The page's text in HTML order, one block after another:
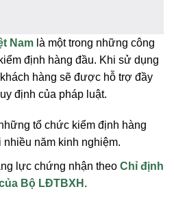
Nam là một trong những công
định hàng đầu. Khi sử dụng
hàng sẽ được hỗ trợ đầy
định của pháp luật.
tổ chức kiểm định hàng
năm kinh nghiệm.
lực chứng nhận theo Chỉ định
Bộ LĐTBXH .